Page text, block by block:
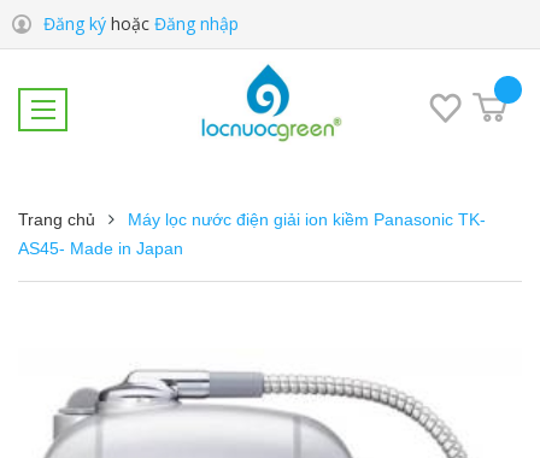
Đăng ký hoặc Đăng nhập
Trang chủ
Máy lọc nước điện giải ion kiềm Panasonic TK-
AS45- Made in Japan